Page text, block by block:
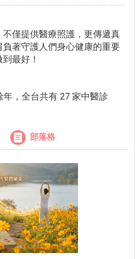
僅提供醫療照護，更傳遞真
著守護人們身心健康的重要
最好！
，全台共有 27 家中醫診
部落格